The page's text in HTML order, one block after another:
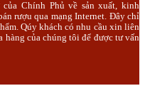
Chính Phủ về sản xuất, kinh
rượu qua mạng Internet. Đây chỉ
Qúy khách có nhu cầu xin liên
hàng của chúng tôi để được tư vấn